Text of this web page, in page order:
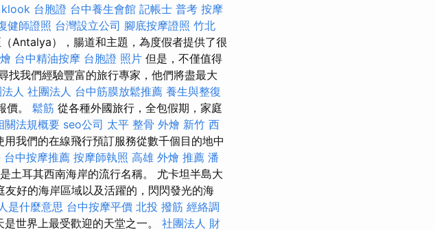
klook 台胞證 台中養生會館 記帳士 普考 按摩
健師證照 台灣設立公司 腳底按摩證照 竹北
Antalya），腸道和主題，為度假者提供了很
台中精油按摩 台胞證 照片 但是，不僅值得
找我們經驗豐富的旅行專家，他們將盡最大
人 社團法人 台中筋膜放鬆推薦 養生與整復
價。 鬆筋 從各種外國旅行，全包假期，家庭
關法規概要 seo公司 太平 整骨 外燴 新竹 西
我們的在線飛行預訂服務從數千個目的地中
台中按摩推薦 按摩師執照 高雄 外燴 推薦 潘
土耳其西南海岸的流行名稱。 尤卡坦半島大
好的海岸區域以及活躍的，閃閃發光的海
是什麼意思 台中按摩平價 北投 撥筋 經絡調
世界上最受歡迎的天堂之一。 社團法人 財